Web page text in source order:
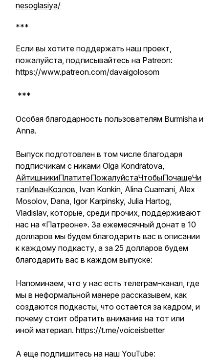
nesoglasiya/
***
Если вы хотите поддержать наш проект,
пожалуйста, подписывайтесь на Patreon:
https://www.patreon.com/davaigolosom
***
Особая благодарность пользователям Burmisha и
Аnna.
Выпуск подготовлен в том числе благодаря
подписчикам с никами Olga Kondratova,
АйтишникиПлатитеПожалуйстаЧтобыПочащеЧи
талИванКозлов, Ivan Konkin, Alina Cuamani, Alex
Mosolov, Dana, Igor Karpinsky, Julia Hartog,
Vladislav, которые, среди прочих, поддерживают
нас на «Патреоне». За ежемесячный донат в 10
долларов мы будем благодарить вас в описании
к каждому подкасту, а за 25 долларов будем
благодарить вас в каждом выпуске:
Напоминаем, что у нас есть телеграм-канал, где
мы в неформальной манере рассказывем, как
создаются подкасты, что остаётся за кадром, и
почему стоит обратить внимание на тот или
иной материал. https://t.me/voiceisbetter
А еще подпишитесь на наш YouTube: